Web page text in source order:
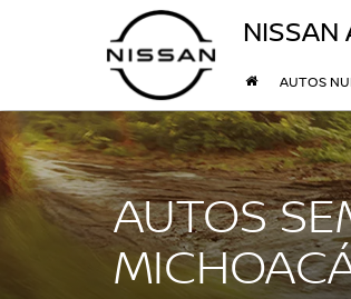
NISSAN
AUTOS
AUTOS